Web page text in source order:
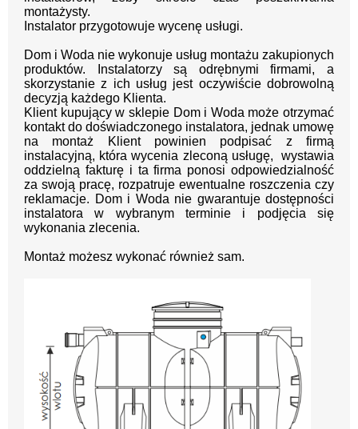
montażysty.
Instalator przygotowuje wycenę usługi.
Dom i Woda nie wykonuje usług montażu zakupionych
produktów. Instalatorzy są odrębnymi firmami, a
skorzystanie z ich usług jest oczywiście dobrowolną
decyzją każdego Klienta.
Klient kupujący w sklepie Dom i Woda może otrzymać
kontakt do doświadczonego instalatora, jednak umowę
na montaż Klient powinien podpisać z firmą
instalacyjną, która wycenia zleconą usługę, wystawia
oddzielną fakturę i ta firma ponosi odpowiedzialność
za swoją pracę, rozpatruje ewentualne roszczenia czy
reklamacje. Dom i Woda nie gwarantuje dostępności
instalatora w wybranym terminie i podjęcia się
wykonania zlecenia.
Montaż możesz wykonać również sam.